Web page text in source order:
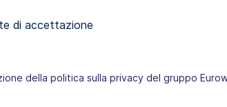
di accettazione
della politica sulla privacy del gruppo